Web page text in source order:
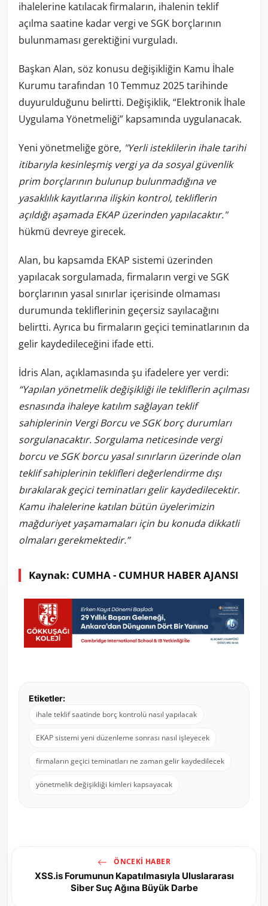
ihalelerine katılacak firmaların, ihalenin teklif
açılma saatine kadar vergi ve SGK borçlarının
bulunmaması gerektiğini vurguladı.
Başkan Alan, söz konusu değişikliğin Kamu İhale
Kurumu tarafından 10 Temmuz 2025 tarihinde
duyurulduğunu belirtti. Değişiklik, “Elektronik İhale
Uygulama Yönetmeliği” kapsamında uygulanacak.
Yeni yönetmeliğe göre, "Yerli isteklilerin ihale tarihi
itibarıyla kesinleşmiş vergi ya da sosyal güvenlik
prim borçlarının bulunup bulunmadığına ve
yasaklılık kayıtlarına ilişkin kontrol, tekliflerin
açıldığı aşamada EKAP üzerinden yapılacaktır."
hükmü devreye girecek.
Alan, bu kapsamda EKAP sistemi üzerinden
yapılacak sorgulamada, firmaların vergi ve SGK
borçlarının yasal sınırlar içerisinde olmaması
durumunda tekliflerinin geçersiz sayılacağını
belirtti. Ayrıca bu firmaların geçici teminatlarının da
gelir kaydedileceğini ifade etti.
İdris Alan, açıklamasında şu ifadelere yer verdi:
“Yapılan yönetmelik değişikliği ile tekliflerin açılması
esnasında ihaleye katılım sağlayan teklif
sahiplerinin Vergi Borcu ve SGK borç durumları
sorgulanacaktır. Sorgulama neticesinde vergi
borcu ve SGK borcu yasal sınırların üzerinde olan
teklif sahiplerinin teklifleri değerlendirme dışı
bırakılarak geçici teminatları gelir kaydedilecektir.
Kamu ihalelerine katılan bütün üyelerimizin
mağduriyet yaşamamaları için bu konuda dikkatli
olmaları gerekmektedir.”
Kaynak: CUMHA - CUMHUR HABER AJANSI
Etiketler:
ihale teklif saatinde borç kontrolü nasıl yapılacak
EKAP sistemi yeni düzenleme sonrası nasıl işleyecek
firmaların geçici teminatları ne zaman gelir kaydedilecek
yönetmelik değişikliği kimleri kapsayacak
ÖNCEKI HABER
XSS.is Forumunun Kapatılmasıyla Uluslararası
Siber Suç Ağına Büyük Darbe